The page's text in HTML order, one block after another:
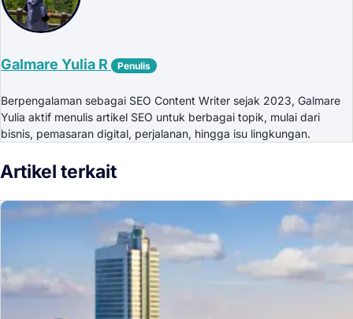
Galmare Yulia R Penulis
Berpengalaman sebagai SEO Content Writer sejak 2023, Galmare
Yulia aktif menulis artikel SEO untuk berbagai topik, mulai dari
bisnis, pemasaran digital, perjalanan, hingga isu lingkungan.
Artikel terkait